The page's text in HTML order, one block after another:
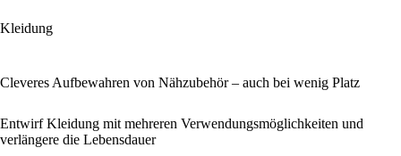
Kleidung
Cleveres Aufbewahren von Nähzubehör – auch bei wenig Platz
Entwirf Kleidung mit mehreren Verwendungsmöglichkeiten und
verlängere die Lebensdauer